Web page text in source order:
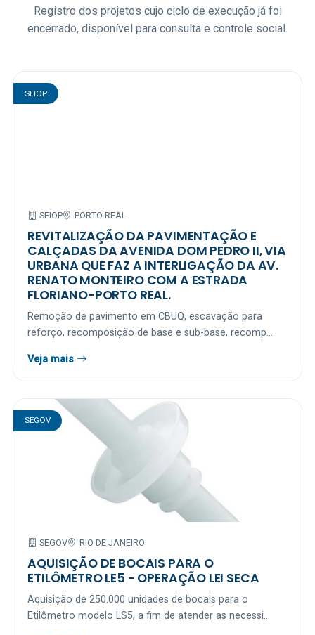
Registro dos projetos cujo ciclo de execução já foi
encerrado, disponível para consulta e controle social.
SEIOP
SEIOP PORTO REAL
REVITALIZAÇÃO DA PAVIMENTAÇÃO E
CALÇADAS DA AVENIDA DOM PEDRO II, VIA
URBANA QUE FAZ A INTERLIGAÇÃO DA AV.
RENATO MONTEIRO COM A ESTRADA
FLORIANO-PORTO REAL.
Remoção de pavimento em CBUQ, escavação para
reforço, recomposição de base e sub-base, recomp...
Veja mais
SEGOV
SEGOV RIO DE JANEIRO
AQUISIÇÃO DE BOCAIS PARA O
ETILÔMETRO LE5 - OPERAÇÃO LEI SECA
Aquisição de 250.000 unidades de bocais para o
Etilômetro modelo LS5, a fim de atender as necessi...